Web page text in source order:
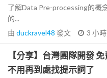
了解Data Pre-processing的概
的...
由 duckravel48 發文 3 小
【分享】台灣團隊開發
不用再到處找提示詞了